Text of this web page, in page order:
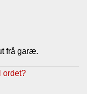
frå garæ.
ordet?